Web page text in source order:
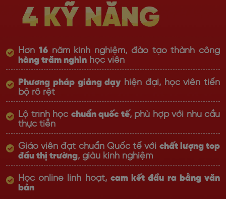
Hơn 16năm kinh nghiệm, đào tạo thành công
hàng trăm nghìn học viên
Phương pháp giảng dạy hiện đại, học viên tiến
bộ rõ rệt
Lộ trình học chuẩn quốc tế, phù hợp với nhu cầu
thực tiễn
Giáo viên đạt chuẩn Quốc tế với chất lượng top
đầu thị trường, giàu kinh nghiệm
Học online linh hoạt, cam kết đầu ra bằng văn
bản